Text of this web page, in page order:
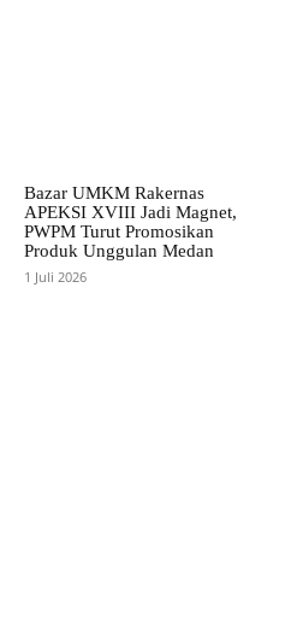
Bazar UMKM Rakernas
APEKSI XVIII Jadi Magnet,
PWPM Turut Promosikan
Produk Unggulan Medan
1 Juli 2026